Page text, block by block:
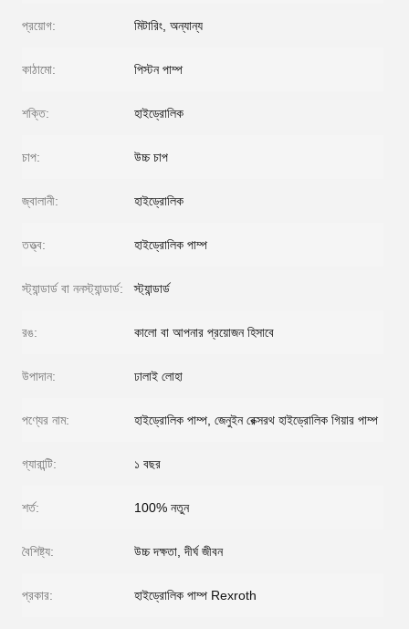
প্রয়োগ: মিটারিং, অন্যান্য
কাঠামো: পিস্টন পাম্প
শক্তি: হাইড্রোলিক
চাপ: উচ্চ চাপ
জ্বালানী: হাইড্রোলিক
তত্ত্ব: হাইড্রোলিক পাম্প
স্ট্যান্ডার্ড বা ননস্ট্যান্ডার্ড: স্ট্যান্ডার্ড
রঙ: কালো বা আপনার প্রয়োজন হিসাবে
উপাদান: ঢালাই লোহা
পণ্যের নাম: হাইড্রোলিক পাম্প, জেনুইন রেক্সরথ হাইড্রোলিক গিয়ার পাম্প
গ্যারান্টি: ১ বছর
শর্ত: 100% নতুন
বৈশিষ্ট্য: উচ্চ দক্ষতা, দীর্ঘ জীবন
প্রকার: হাইড্রোলিক পাম্প Rexroth